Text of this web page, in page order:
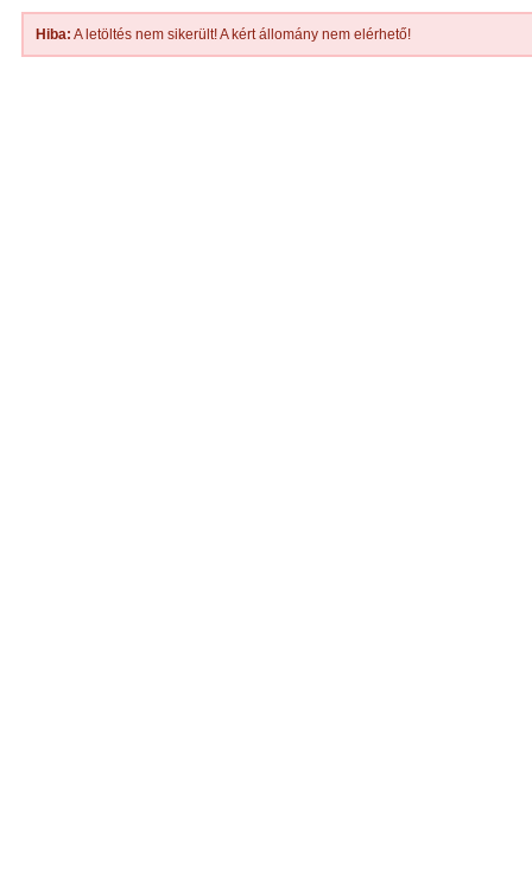
Hiba: A letöltés nem sikerült! A kért állomány nem elérhető!